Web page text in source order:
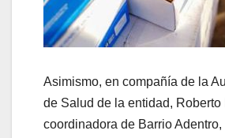
Asimismo, en compañía de la
de Salud de la entidad, Roberto
coordinadora de Barrio Adentro,